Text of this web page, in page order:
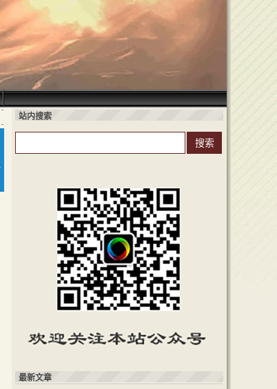
站内搜索
最新文章